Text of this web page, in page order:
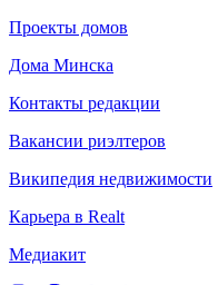
Проекты домов
Дома Минска
Контакты редакции
Вакансии риэлтеров
Википедия недвижимости
Карьера в Realt
Медиакит